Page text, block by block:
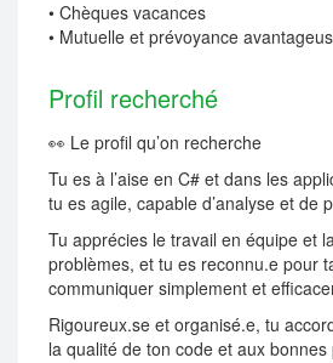
• Chèques vacances
• Mutuelle et prévoyance
Profil recherché
👀 Le profil qu’on recherche
Tu es à l’aise en C# et dans les
tu es agile, capable d’analyse et de
Tu apprécies le travail en équipe et
problèmes, et tu es reconnu.e pour
communiquer simplement et
Rigoureux.se et organisé.e, tu
la qualité de ton code et aux bonnes